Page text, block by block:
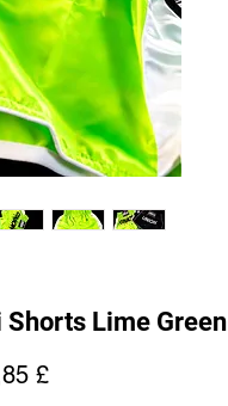
Lime Green
£Salgspris